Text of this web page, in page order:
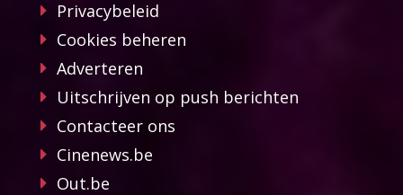
Privacybeleid
Cookies beheren
Adverteren
Uitschrijven op push berichten
Contacteer ons
Cinenews.be
Out.be